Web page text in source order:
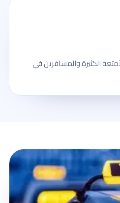
الكثيرة والمسافرين في